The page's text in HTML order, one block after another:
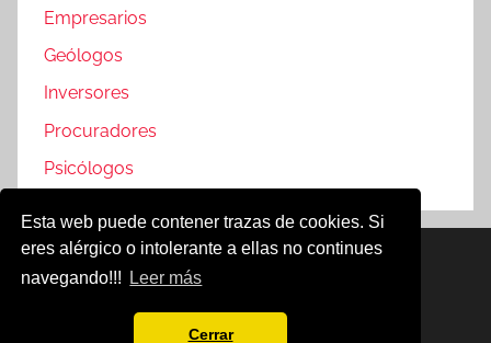
Esta web puede contener trazas de cookies. Si
eres alérgico o intolerante a ellas no continues
navegando!!!
Leer más
Cerrar
Empresarios
Geólogos
Inversores
Procuradores
Psicólogos
Famosos @2019
Política de Cookies